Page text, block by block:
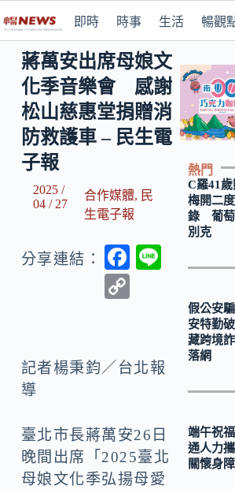
即時 時事 生活 暢觀
蔣萬安出席母娘文
化季音樂會 感謝
松山慈惠堂捐贈消
防救護車 – 民生電
子報
2025 /
04 / 27
合作媒體, 民
生電子報
分享連結：
F
o
o
y
k
記者楊秉鈞／台北報
導
臺北市長蔣萬安26日
晚間出席「2025臺北
母娘文化季弘揚母愛
熱門
C羅41
梅開二
錄 葡萄
別克
假公安
安特勤
藏跨境
落網
端午祝
通人力
關懷身